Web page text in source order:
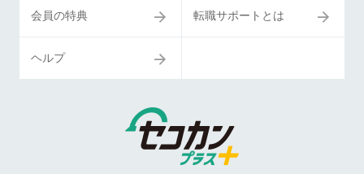
会員の特典 転職サポートとは
ヘルプ